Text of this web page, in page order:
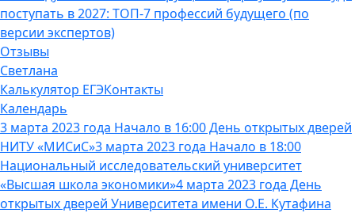
поступать в 2027: ТОП-7 профессий будущего (по
версии экспертов)
Отзывы
Светлана
Калькулятор ЕГЭКонтакты
Календарь
3 марта 2023 года Начало в 16:00 День открытых дверей
НИТУ «МИСиС»3 марта 2023 года Начало в 18:00
Национальный исследовательский университет
«Высшая школа экономики»4 марта 2023 года День
открытых дверей Университета имени О.Е. Кутафина